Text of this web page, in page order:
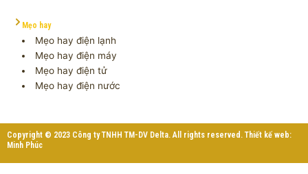
Mẹo hay
Mẹo hay điện lạnh
Mẹo hay điện máy
Mẹo hay điện tử
Mẹo hay điện nước
Copyright © 2023 Công ty TNHH TM-DV Delta. All rights reserved. Thiết kế web:
Minh Phúc